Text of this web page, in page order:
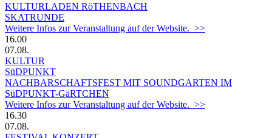
KULTURLADEN RöTHENBACH
SKATRUNDE
Weitere Infos zur Veranstaltung auf der Website. >>
16.00
07.08.
KULTUR
SüDPUNKT
NACHBARSCHAFTSFEST MIT SOUNDGARTEN IM
SüDPUNKT-GäRTCHEN
Weitere Infos zur Veranstaltung auf der Website. >>
16.30
07.08.